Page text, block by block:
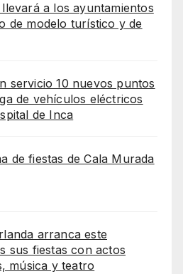
llevará a los ayuntamientos
de modelo turístico y de
servicio 10 nuevos puntos
de vehículos eléctricos
de Inca
de fiestas de Cala Murada
arranca este
sus fiestas con actos
música y teatro